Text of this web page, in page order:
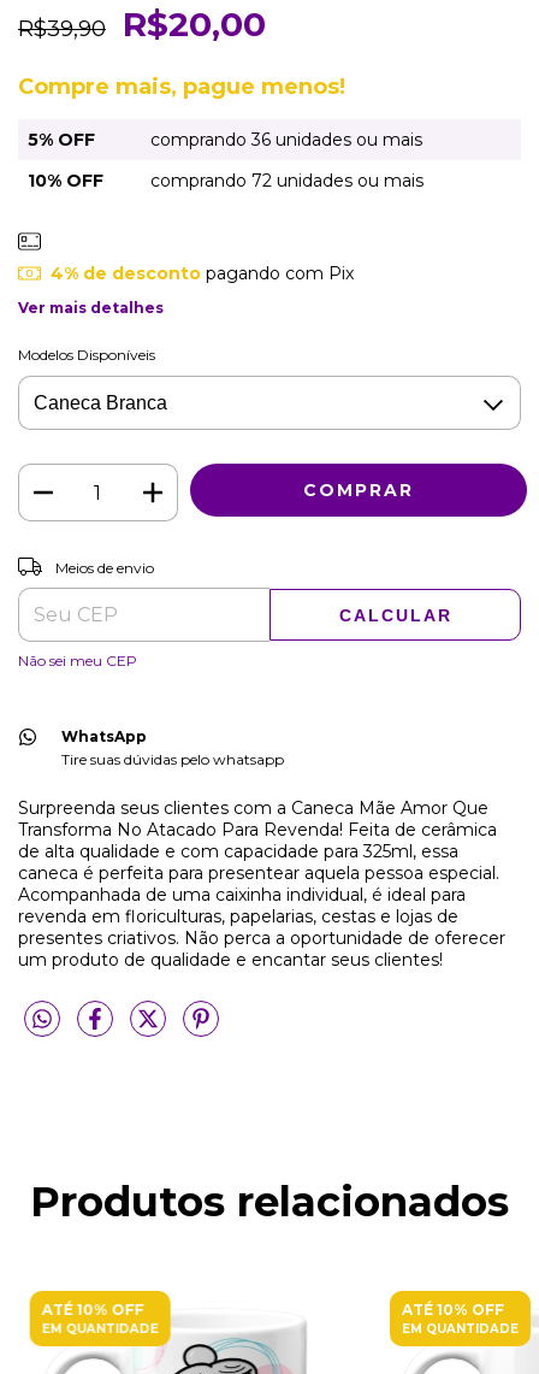
R$39,90 R$20,00
Compre mais, pague menos!
5% OFF
comprando 36 unidades ou mais
10% OFF
comprando 72 unidades ou mais
4% de descontopagando com Pix
Ver mais detalhes
Modelos Disponíveis
Entregas para o CEP:
Meios de envio
CALCULAR
Não sei meu CEP
WhatsApp
Tire suas dúvidas pelo whatsapp
Surpreenda seus clientes com a Caneca Mãe Amor Que
Transforma No Atacado Para Revenda! Feita de cerâmica
de alta qualidade e com capacidade para 325ml, essa
caneca é perfeita para presentear aquela pessoa especial.
Acompanhada de uma caixinha individual, é ideal para
revenda em floriculturas, papelarias, cestas e lojas de
presentes criativos. Não perca a oportunidade de oferecer
um produto de qualidade e encantar seus clientes!
Produtos relacionados
ATÉ 10% OFF
EM QUANTIDADE
ATÉ 10% OFF
EM QUANTIDADE